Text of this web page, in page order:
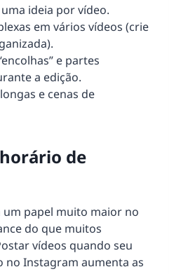
ideia por vídeo.
em vários vídeos (crie
e partes
a edição.
e cenas de
de
papel muito maior no
do que muitos
vídeos quando seu
no Instagram aumenta as